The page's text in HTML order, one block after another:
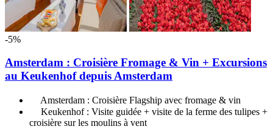
-5%
Amsterdam : Croisière Fromage & Vin + Excursions
au Keukenhof depuis Amsterdam
Amsterdam : Croisière Flagship avec fromage & vin
Keukenhof : Visite guidée + visite de la ferme des tulipes +
croisière sur les moulins à vent